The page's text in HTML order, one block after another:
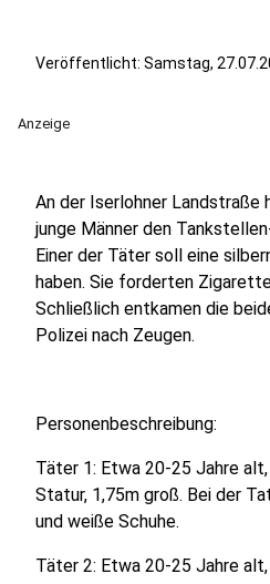
Veröffentlicht: Samstag,
Anzeige
An der Iserlohner Landstraße
junge Männer den
Einer der Täter soll eine
haben. Sie forderten
Schließlich entkamen die
Polizei nach Zeugen.
Personenbeschreibung:
Täter 1: Etwa 20-25 Jahre
Statur, 1,75m groß. Bei der
und weiße Schuhe.
Täter 2: Etwa 20-25 Jahre